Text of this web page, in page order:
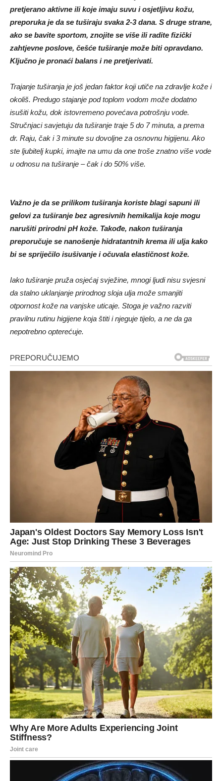
pretjerano aktivne ili koje imaju suvu i osjetljivu kožu,
preporuka je da se tuširaju svaka 2-3 dana. S druge strane,
ako se bavite sportom, znojite se više ili radite fizički
zahtjevne poslove, češće tuširanje može biti opravdano.
Ključno je pronaći balans i ne pretjerivati.
Trajanje tuširanja je još jedan faktor koji utiče na zdravlje kože i
okoliš. Predugo stajanje pod toplom vodom može dodatno
isušiti kožu, dok istovremeno povećava potrošnju vode.
Stručnjaci savjetuju da tuširanje traje 5 do 7 minuta, a prema
dr. Raju, čak i 3 minute su dovoljne za osnovnu higijenu. Ako
ste ljubitelj kupki, imajte na umu da one troše znatno više vode
u odnosu na tuširanje – čak i do 50% više.
Važno je da se prilikom tuširanja koriste blagi sapuni ili
gelovi za tuširanje bez agresivnih hemikalija koje mogu
narušiti prirodni pH kože. Takođe, nakon tuširanja
preporučuje se nanošenje hidratantnih krema ili ulja kako
bi se spriječilo isušivanje i očuvala elastičnost kože.
Iako tuširanje pruža osjećaj svježine, mnogi ljudi nisu svjesni
da stalno uklanjanje prirodnog sloja ulja može smanjiti
otpornost kože na vanjske uticaje. Stoga je važno razviti
pravilnu rutinu higijene koja štiti i njeguje tijelo, a ne da ga
nepotrebno opterećuje.